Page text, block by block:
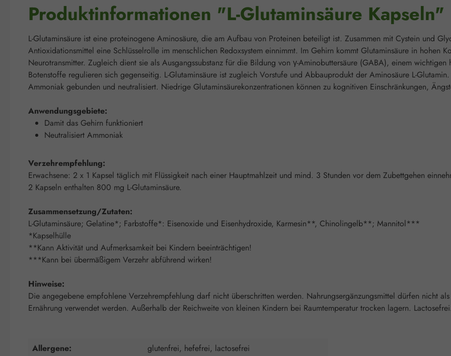
Produktinformationen "L-Glutaminsäure Kapseln"
L-Glutaminsäure ist eine proteinogene Aminosäure, die am Aufbau von Proteinen beteiligt ist. Zusammen mit Cystein und
Antioxidationsmittel eine Schlüsselrolle im menschlichen Redoxsystem einnimmt. Im Gehirn kommt Glutaminsäure in hohen
Neurotransmitter. Zugleich dient sie als Ausgangssubstanz für die Bildung von γ-Aminobuttersäure (GABA), einem
Botenstoffe regulieren sich gegenseitig. L-Glutaminsäure ist zugleich Vorstufe und Abbauprodukt der Aminosäure L-
Ammoniak gebunden und neutralisiert. Niedrige Glutaminsäurekonzentrationen können zu kognitiven Einschränkungen,
Anwendungsgebiete:
Damit das Gehirn funktioniert
Neutralisiert Ammoniak
Verzehrempfehlung:
Erwachsene: 2 x 1 Kapsel täglich mit Flüssigkeit nach einer Hauptmahlzeit und mind. 3 Stunden vor dem Zubettgehen
2 Kapseln enthalten 800 mg L-Glutaminsäure.
Zusammensetzung/Zutaten:
L-Glutaminsäure; Gelatine*; Farbstoffe*: Eisenoxide und Eisenhydroxide, Karmesin**, Chinolingelb**; Mannitol***
*Kapselhülle
**Kann Aktivität und Aufmerksamkeit bei Kindern beeinträchtigen!
***Kann bei übermäßigem Verzehr abführend wirken!
Hinweise:
Die angegebene empfohlene Verzehrempfehlung darf nicht überschritten werden. Nahrungsergänzungsmittel dürfen nicht
Ernährung verwendet werden. Außerhalb der Reichweite von kleinen Kindern bei Raumtemperatur trocken lagern.
Allergene: glutenfrei, hefefrei, lactosefrei